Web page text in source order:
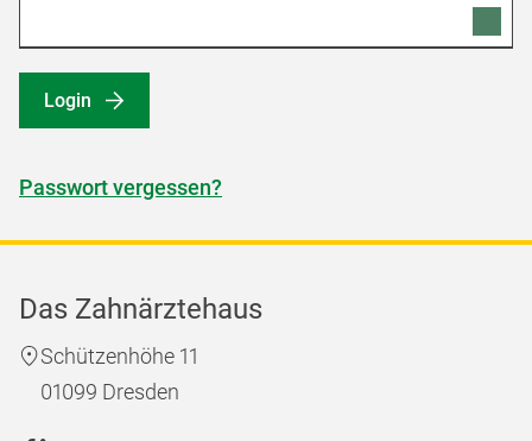
Login
Passwort vergessen?
Das Zahnärztehaus
Schützenhöhe 11
01099 Dresden